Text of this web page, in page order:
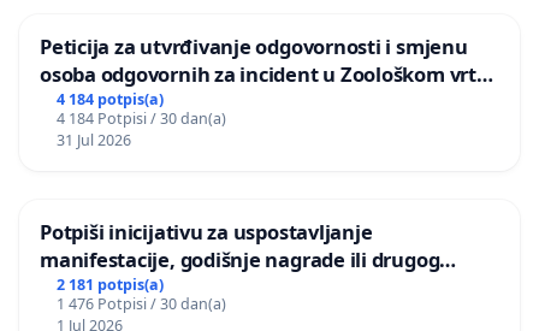
Peticija za utvrđivanje odgovornosti i smjenu
osoba odgovornih za incident u Zoološkom vrtu
Grada Zagreba
4 184 potpis(a)
4 184 Potpisi / 30 dan(a)
31 Jul 2026
Potpiši inicijativu za uspostavljanje
manifestacije, godišnje nagrade ili drugog
javnog događaja „Edin Avdić“ u Sarajevu
2 181 potpis(a)
1 476 Potpisi / 30 dan(a)
1 Jul 2026